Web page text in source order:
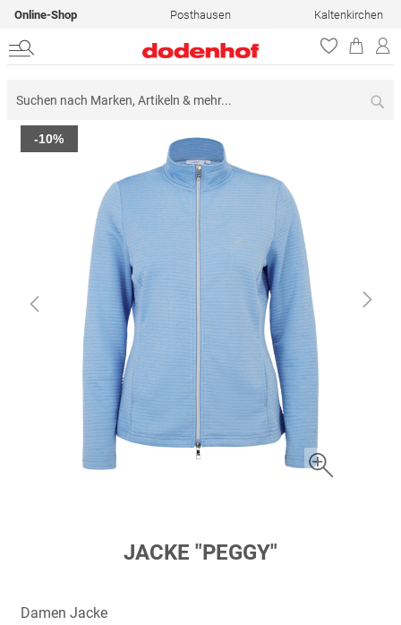
Online-Shop Posthausen Kaltenkirchen
Zum
Ende
-10%
springen
JACKE "PEGGY"
Damen Jacke